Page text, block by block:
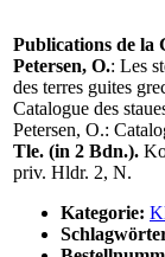
Publications de la
Petersen, O.: Les
des terres guites
Catalogue des
Petersen, O.:
Tle. (in 2 Bdn.).
priv. Hldr. 2, N.
Kategorie: